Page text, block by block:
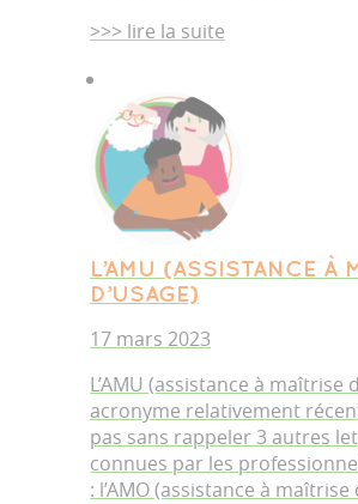
>>> lire la suite
L’AMU (ASSISTANCE À
D’USAGE)
17 mars 2023
L’AMU (assistance à maîtrise
acronyme relativement
pas sans rappeler 3 autres
connues par les
: l’AMO (assistance à maîtrise